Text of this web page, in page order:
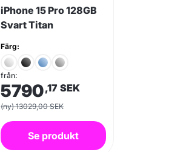
iPhone 15 Pro 128GB
Svart Titan
Färg:
från:
5790,17 SEK
(ny) 13029,00 SEK
Se produkt